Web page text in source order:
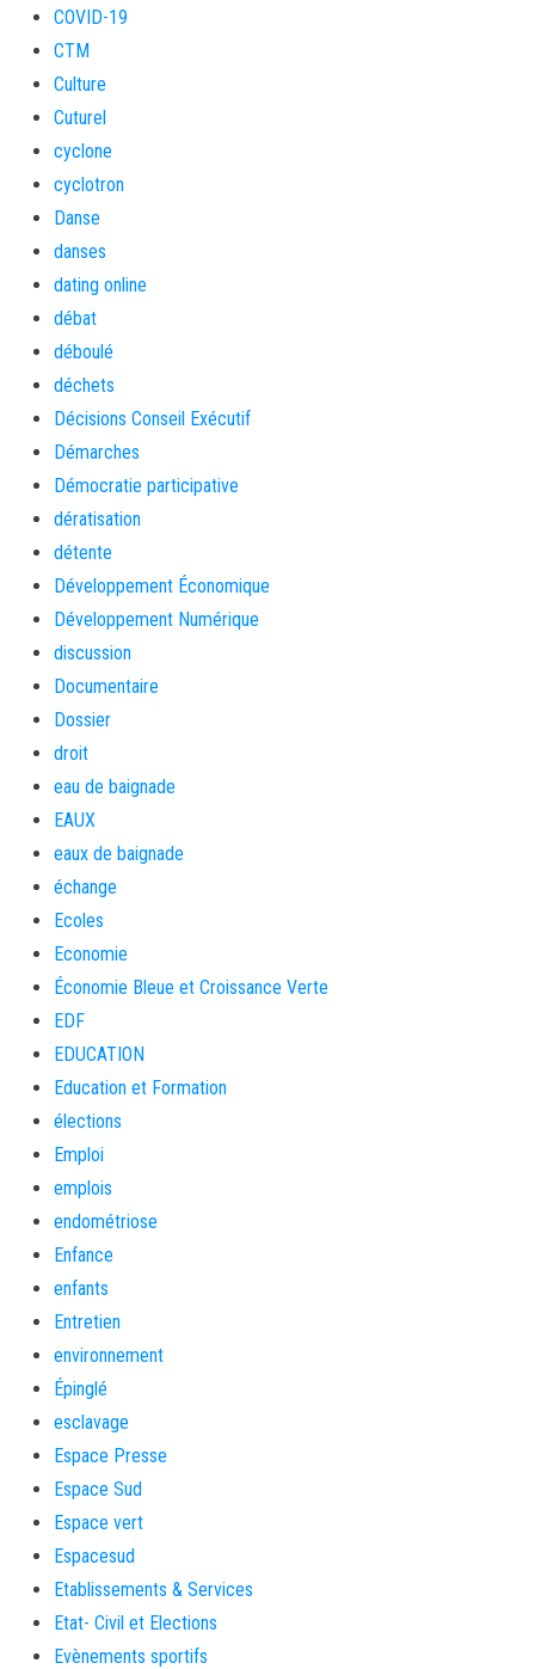
COVID-19
CTM
Culture
Cuturel
cyclone
cyclotron
Danse
danses
dating online
débat
déboulé
déchets
Décisions Conseil Exécutif
Démarches
Démocratie participative
dératisation
détente
Développement Économique
Développement Numérique
discussion
Documentaire
Dossier
droit
eau de baignade
EAUX
eaux de baignade
échange
Ecoles
Economie
Économie Bleue et Croissance Verte
EDF
EDUCATION
Education et Formation
élections
Emploi
emplois
endométriose
Enfance
enfants
Entretien
environnement
Épinglé
esclavage
Espace Presse
Espace Sud
Espace vert
Espacesud
Etablissements & Services
Etat- Civil et Elections
Evènements sportifs